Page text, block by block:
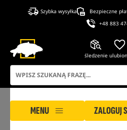
Szybka wysyłka Bezpieczne
+48 883
śledzenie
MENU ZALOGUJ